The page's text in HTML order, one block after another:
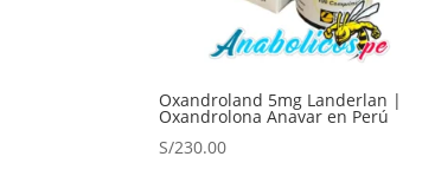
Oxandroland 5mg Landerlan |
Oxandrolona Anavar en Perú
S/230.00